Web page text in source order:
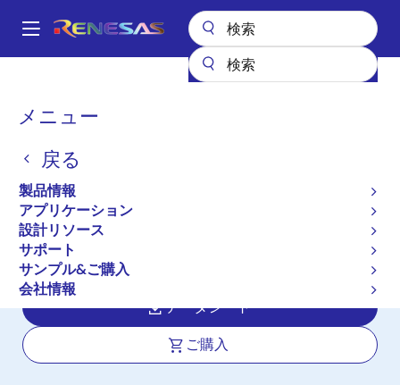
ン
Main
メニュー
戻る
製品情報
アプリケーション
設計リソース
サポート
サンプル&ご購入
会社情報
パ
く
ず
NFC PTX130W
PTX130W
アクティブ
High-Efficiency, High-Performance,
High-Power NFC WLC Frontend
Solution with Multi-Protocol Reader
Function
データシート
ご購入